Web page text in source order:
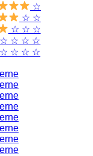
☆
☆ ☆
☆ ☆ ☆
☆ ☆ ☆ ☆
☆ ☆ ☆